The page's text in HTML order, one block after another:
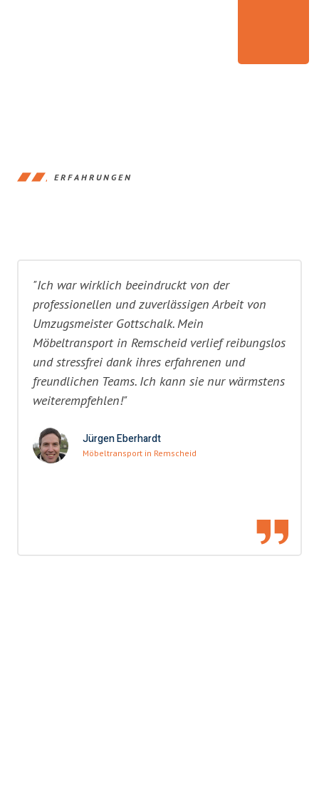
ERFAHRUNGEN
"Ich war wirklich beeindruckt von der
professionellen und zuverlässigen Arbeit von
Umzugsmeister Gottschalk. Mein
Möbeltransport in Remscheid verlief reibungslos
und stressfrei dank ihres erfahrenen und
freundlichen Teams. Ich kann sie nur wärmstens
weiterempfehlen!"
Jürgen Eberhardt
Möbeltransport in Remscheid